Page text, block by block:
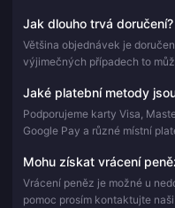
Jak dlouho trvá doručení?
Většina objednávek je
výjimečných případech to
Jaké platební metody
Podporujeme karty Visa,
Google Pay a různé místní
Mohu získat vrácení
Vrácení peněz je možné u
pomoc prosím kontaktujte